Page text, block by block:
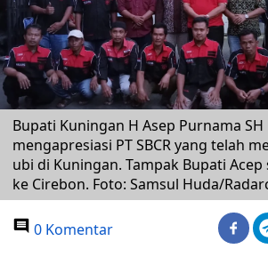
Bupati Kuningan H Asep Purnama SH
mengapresiasi PT SBCR yang telah
ubi di Kuningan. Tampak Bupati
ke Cirebon. Foto: Samsul Huda/
0 Komentar